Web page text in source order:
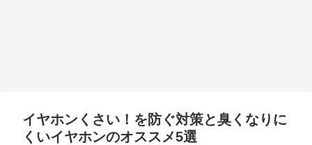
イヤホンくさい！を防ぐ対策と臭くなりに
くいイヤホンのオススメ5選